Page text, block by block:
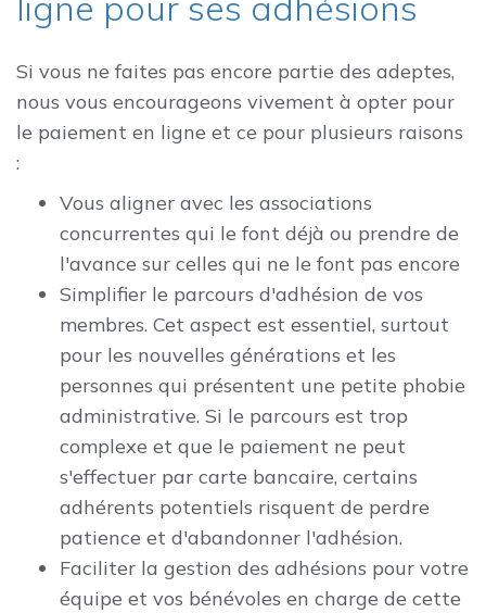
Si vous ne faites pas encore partie des adeptes,
nous vous encourageons vivement à opter pour
le paiement en ligne et ce pour plusieurs raisons
:
Vous aligner avec les associations
concurrentes qui le font déjà ou prendre de
l'avance sur celles qui ne le font pas encore
Simplifier le parcours d'adhésion de vos
membres. Cet aspect est essentiel, surtout
pour les nouvelles générations et les
personnes qui présentent une petite phobie
administrative. Si le parcours est trop
complexe et que le paiement ne peut
s'effectuer par carte bancaire, certains
adhérents potentiels risquent de perdre
patience et d'abandonner l'adhésion.
Faciliter la gestion des adhésions pour votre
équipe et vos bénévoles en charge de cette